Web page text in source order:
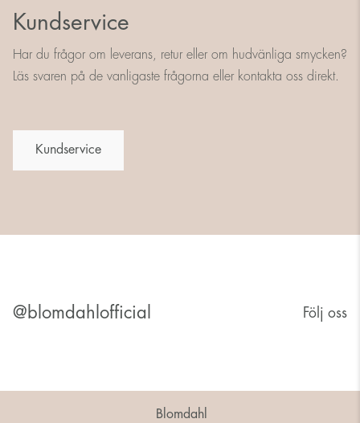
Kundservice
Har du frågor om leverans, retur eller om hudvänliga smycken?
Läs svaren på de vanligaste frågorna eller kontakta oss direkt.
Kundservice
@blomdahlofficial Följ oss
Blomdahl